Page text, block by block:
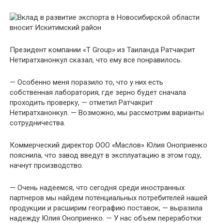
Президент компании «Т Group» из Таиланда Ратчакрит
Нетиратханонкул сказал, что ему все понравилось.
— Особенно меня поразило то, что у них есть
собственная лаборатория, где зерно будет сначала
проходить проверку, — отметил Ратчакрит
Нетиратханонкул. — Возможно, мы рассмотрим варианты
сотрудничества.
Коммерческий директор ООО «Маслов» Юлия Оноприенко
пояснила, что завод введут в эксплуатацию в этом году,
начнут производство.
— Очень надеемся, что сегодня среди иностранных
партнеров мы найдем потенциальных потребителей нашей
продукции и расширим географию поставок, — выразила
надежду Юлия Оноприенко. — У нас объем переработки